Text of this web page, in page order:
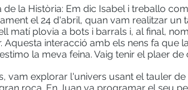
de la Història: Em dic Isabel i treballo
el 24 d'abril, quan vam realitzar un
matí plovia a bots i barrals i, al final,
Aquesta interacció amb els nens fa que
la meva feina. Vaig tenir el plaer
vam explorar l'univers usant el tauler